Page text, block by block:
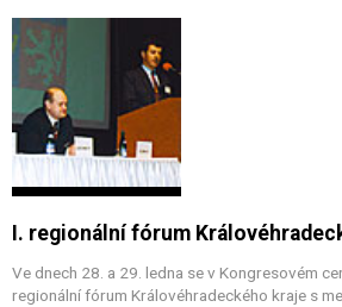
I. regionální fórum
Ve dnech 28. a 29. ledna se v Kongresovém
regionální fórum Královéhradeckého kraje s